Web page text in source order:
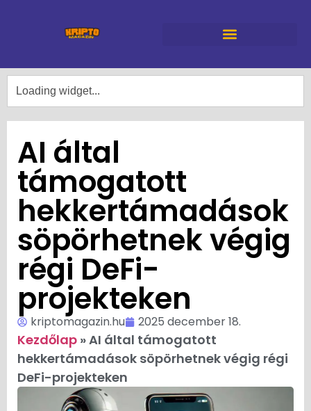
AI által
támogatott
hekkertámadások
söpörhetnek végig
régi DeFi-
projekteken
kriptomagazin.hu 2025 december 18.
Kezdőlap »AI által támogatott
hekkertámadások söpörhetnek végig régi
DeFi-projekteken